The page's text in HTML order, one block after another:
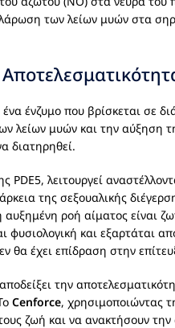
των λείων μυών στα
ένζυμο που βρίσκεται σε
λείων μυών και την
διατηρηθεί.
PDE5, λειτουργεί
της σεξουαλικής
ροή αίματος είναι
φυσιολογική και εξαρτάται
θα έχει επίδραση στην
την
Cenforce, χρησιμοποιώντας
ζωή και να ανακτήσουν